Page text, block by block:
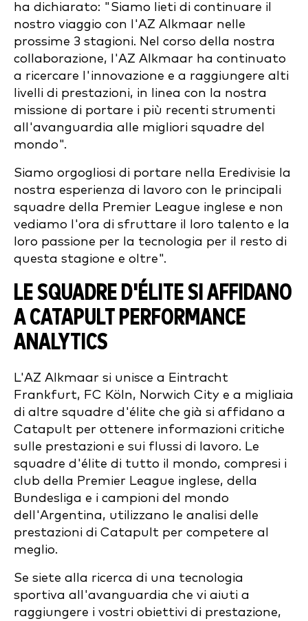
ha dichiarato: "Siamo lieti di continuare il
nostro viaggio con l'AZ Alkmaar nelle
prossime 3 stagioni. Nel corso della nostra
collaborazione, l'AZ Alkmaar ha continuato
a ricercare l'innovazione e a raggiungere alti
livelli di prestazioni, in linea con la nostra
missione di portare i più recenti strumenti
all'avanguardia alle migliori squadre del
mondo".
Siamo orgogliosi di portare nella Eredivisie la
nostra esperienza di lavoro con le principali
squadre della Premier League inglese e non
vediamo l'ora di sfruttare il loro talento e la
loro passione per la tecnologia per il resto di
questa stagione e oltre".
LE SQUADRE D'ÉLITE SI AFFIDANO
A CATAPULT PERFORMANCE
ANALYTICS
L'AZ Alkmaar si unisce a Eintracht
Frankfurt, FC Köln, Norwich City e a migliaia
di altre squadre d'élite che già si affidano a
Catapult per ottenere informazioni critiche
sulle prestazioni e sui flussi di lavoro. Le
squadre d'élite di tutto il mondo, compresi i
club della Premier League inglese, della
Bundesliga e i campioni del mondo
dell'Argentina, utilizzano le analisi delle
prestazioni di Catapult per competere al
meglio.
Se siete alla ricerca di una tecnologia
sportiva all'avanguardia che vi aiuti a
raggiungere i vostri obiettivi di prestazione,